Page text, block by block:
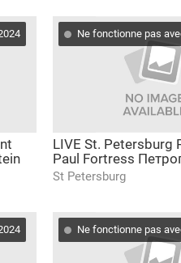
Ne fonctionne pas
LIVE St. Petersburg
Paul Fortress
крепость,
остров онлайн
St Petersburg
Ne fonctionne pas